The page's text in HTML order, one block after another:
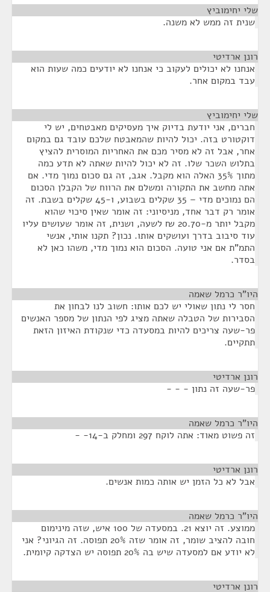
שלי יחימוביץ
שנית זה ממש לא משנה.
רונן ארדיטי
אנחנו לא יכולים לעקוב כי אנחנו לא יודעים כמה שעות הוא
עבד במקום אחר.
שלי יחימוביץ
חברים, אני יודעת בדיוק איך מעסיקים מאבטחים, יש לי
דוקטורט בזה. יכול להיות שהמאבטח שלכם עובד גם במקום
אחר, אבל זה לא מסיר מכם את האחריות המוסרית להציץ
בתלוש השכר שלו. זה לא יכול להיות שאתה לא תדע כמה
מתוך 35% האלה הוא מקבל. אגב, זה גם סכום נמוך מדי. אם
אתה מחשב את התקורה ומשלם את הרווח של הקבלן הסכום
הם נמוכים מדי – 35 שקלים בשבוע, ו-45 שקלים בשבת. זה
אומר רק דבר אחד, מניסיוני: זה אומר שאין סיכוי שהוא
מקבל יותר מ-20.70 ₪ לשעה, ושנית, זה אומר שעושים עליו
עוד סיבוב בדרך ועושקים אותו. נכון? תקנו אותי, אנשי
התמ"ת אם אני טועה. הסכום הוא נמוך מדי, משהו כאן לא
בסדר.
היו"ר כרמל שאמה
חסר לי נתון שאולי יש לכם אותו: חשוב לנו לבחון את
הסבירות של הטבלה שאתה מציג לפי הנתון של מספר האנשים
פר-שעה צריכים להיות במסעדה כדי שנקודת האיזון הזאת
תתקיים.
רונן ארדיטי
פר-שעה זה נתון - - -
היו"ר כרמל שאמה
זה פשוט מאוד: אתה לוקח 297 ומחלק ב-14- -
רונן ארדיטי
אבל לא כל הזמן יש אותה כמות אנשים.
היו"ר כרמל שאמה
ממוצע. זה יוצא 21. במסעדה של 100 איש, שזה מינימום
חובה להציב שומר, זה אומר שזה 20% תפוסה. זה הגיוני? אני
לא יודע אם למסעדה שיש בה 20% תפוסה יש הצדקה קיומית.
רונן ארדיטי